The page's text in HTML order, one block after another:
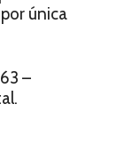
única
–